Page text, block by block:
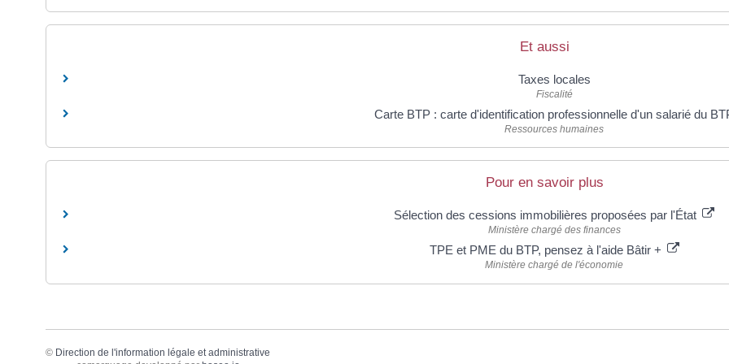
Et aussi
Taxes locales
Fiscalité
Carte BTP : carte d'identification professionnelle d'un salarié du
Ressources humaines
Pour en savoir plus
Sélection des cessions immobilières proposées par l'État
Ministère chargé des finances
TPE et PME du BTP, pensez à l'aide Bâtir +
Ministère chargé de l'économie
© Direction de l'information légale et administrative